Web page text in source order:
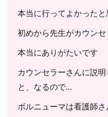
本当に行ってよかった
初めから先生がカウン
本当にありがたいです
カウンセラーさんに説
と、なるので…
ボルニューマは看護師